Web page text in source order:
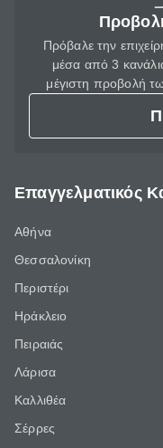
Πρόβαλε την
μέσα από 3
μέγιστη προβολή
Επαγγελματικός
Αθήνα
Θεσσαλονίκη
Περιστέρι
Ηράκλειο
Πειραιάς
Λάρισα
Καλλιθέα
Σέρρες